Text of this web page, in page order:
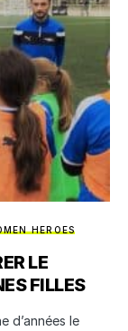
HEROES
LE
FILLES
d’années le